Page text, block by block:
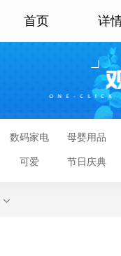
首页 详
数码家电 母婴用品
可爱 节日庆典
